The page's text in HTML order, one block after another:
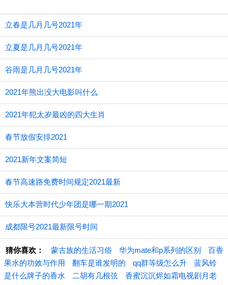
立春是几月几号2021年
立夏是几月几号2021年
谷雨是几月几号2021年
2021年熊出没大电影叫什么
2021年犯太岁最凶的四大生肖
春节放假安排2021
2021新年文案简短
春节高速路免费时间规定2021最新
快乐大本营时代少年团是哪一期2021
成都限号2021最新限号时间
猜你喜欢： 蒙古族的生活习俗 华为mate和p系列的区别
百香
果水的功效与作用
翻车是谁发明的 qq群等级怎么升
蓝风铃
是什么牌子的香水
二胡有几根弦
香蜜沉沉烬如霜电视剧月老